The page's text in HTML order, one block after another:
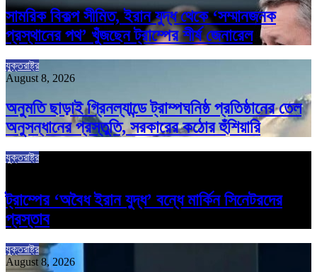
সামরিক বিকল্প সীমিত, ইরান যুদ্ধ থেকে ‘সম্মানজনক
প্রস্থানের পথ’ খুঁজছেন ট্রাম্পের শীর্ষ জেনারেল
যুক্তরাষ্ট্র
August 8, 2026
অনুমতি ছাড়াই গ্রিনল্যান্ডে ট্রাম্পঘনিষ্ঠ প্রতিষ্ঠানের তেল
অনুসন্ধানের প্রস্তুতি, সরকারের কঠোর হুঁশিয়ারি
যুক্তরাষ্ট্র
ট্রাম্পের ‘অবৈধ ইরান যুদ্ধ’ বন্ধে মার্কিন সিনেটরদের
প্রস্তাব
যুক্তরাষ্ট্র
August 8, 2026